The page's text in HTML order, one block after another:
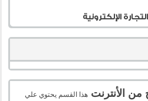
الإلكترونية
من الأنترنت هذا القسم يحتوي علي